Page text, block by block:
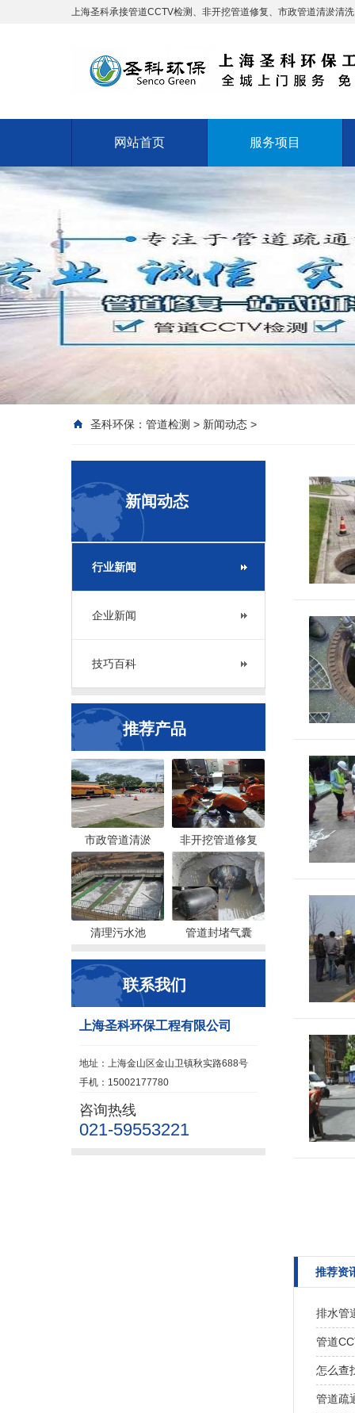
上海圣科承接管道CCTV检测、非开挖管道修复、市政管道清淤清
网站首页 服务项目
圣科环保： 管道检测 > 新闻动态 >
新闻动态
行业新闻
企业新闻
技巧百科
推荐产品
市政管道清淤 非开挖管道修复
清理污水池 管道封堵气囊
联系我们
上海圣科环保工程有限公司
地址：上海金山区金山卫镇秋实路688号
手机：15002177780
咨询热线
021-59553221
推荐资
排水管
管道
怎么查
管道疏